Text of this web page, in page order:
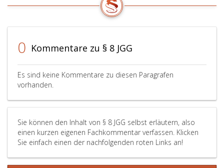
jugendliche
selbständig
darf
ohne
Fortkommens
kann.
mehr
als
sechs
wöchentlich
mehr
Stunden
insgesamt
nicht
mehr
als
120
StPO).
Absatz
201
204
eins,
StPO)
ist
in
0 Kommentare zu § 8 JGG
Es sind keine Kommentare zu diesen Paragrafen
vorhanden.
Sie können den Inhalt von § 8 JGG selbst erläutern, also
einen kurzen eigenen Fachkommentar verfassen. Klicken
Sie einfach einen der nachfolgenden roten Links an!